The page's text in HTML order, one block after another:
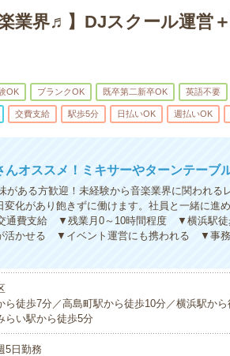
楽業界♬】DJスクール運営
OK ブランクOK 既卒第二新卒OK 英語不要
交費支給 駅歩5分 日払いOK 週払いOK
んオススメ！ミキサーやターンテーブ
がある方歓迎！未経験から音楽業界に関われる
変化があり飽きずに働けます。社員と一緒に進
通費支給 ▼残業月0～10時間程度 ▼横浜駅
活かせる ▼イベント運営にも携われる ▼事
ら徒歩7分／高島町駅から徒歩10分／横浜駅か
らい駅から徒歩5分
5日勤務